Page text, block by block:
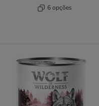
6 opções